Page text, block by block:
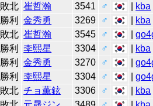
敗北 崔哲瀚 3541 ♂ kba
勝利 金秀勇 3269 ♂ kba
敗北 崔哲瀚 3545 ♂ |
勝利 李熙星 3304 ♂ kba
勝利 金秀勇 3270 ♂ |
勝利 李熙星 3304 ♂ |
敗北 チョ薫鉉 3306 ♂ kba